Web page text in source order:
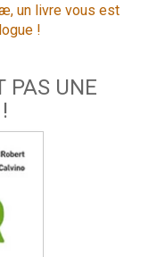
un livre vous est
!
PAS UNE